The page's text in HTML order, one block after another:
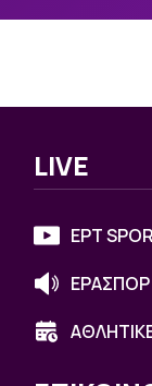
LIVE
ΕΡΤ
ΕΡΑΣΠΟΡ